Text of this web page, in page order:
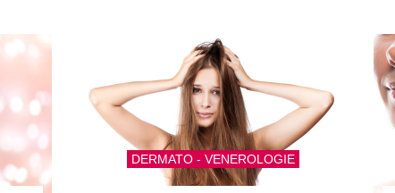
DERMATO - VENEROLOGIE